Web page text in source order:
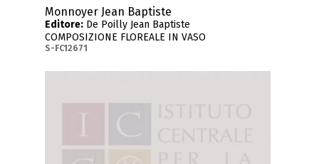
Monnoyer Jean Baptiste
Editore: De Poilly Jean Baptiste
COMPOSIZIONE FLOREALE IN VASO
S-FC12671